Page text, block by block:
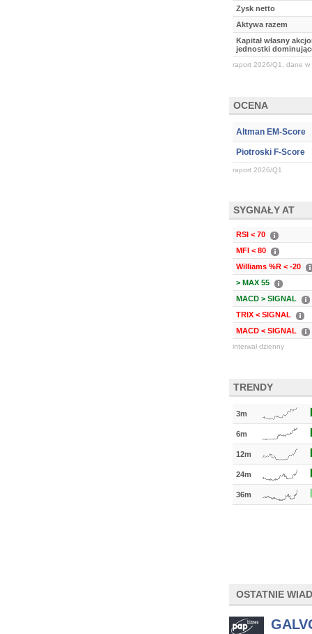
Zysk netto
Aktywa razem
Kapitał własny
jednostki
raport 2026/Q1, dane w
OCENA
Altman EM-Score
Piotroski F-Score
raport 2026/Q1
SYGNAŁY AT
RSI < 70
MFI < 80
Williams %R < -20
> MAX 55
MACD > SIGNAL
TRIX < SIGNAL
MACD < SIGNAL
interwał dzienny
TRENDY
3m
6m
12m
24m
36m
OSTATNIE